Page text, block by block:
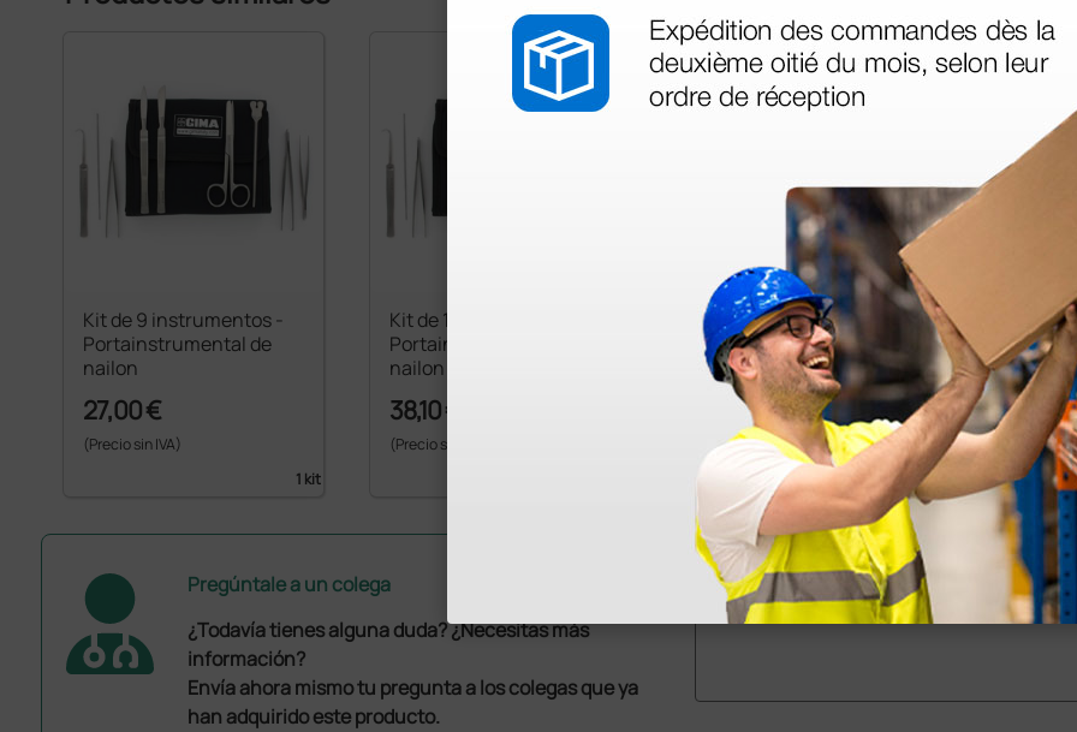
Kit de 9 instrumentos -
Portainstrumental de
nailon
27,00 €
(Precio sin IVA)
1 kit
Kit de 10 instrumentos -
Portainstrumental de
nailon
38,10 €
(Precio sin IVA)
Kit de 11 instrumentos -
Portainstrumental de
nailon
54,00 €
(Precio sin IVA)
1 kit
Pregúntale a un colega
¿Todavía tienes alguna duda? ¿Necesitas más
información?
Envía ahora mismo tu pregunta a los colegas que ya
han adquirido este producto.